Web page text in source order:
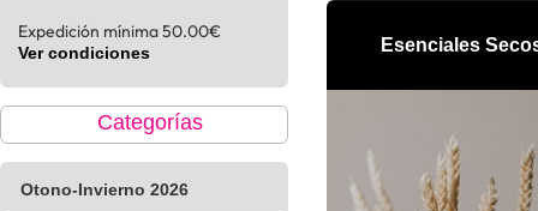
Expedición mínima 50.00€
Ver condiciones
Categorías
Otono-Invierno 2026
Esenciales